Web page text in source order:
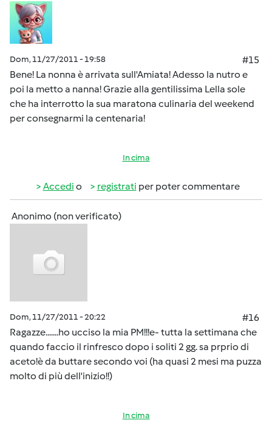
Dom, 11/27/2011 - 19:58
#15
Bene! La nonna è arrivata sull'Amiata! Adesso la nutro e
poi la metto a nanna! Grazie alla gentilissima Lella sole
che ha interrotto la sua maratona culinaria del weekend
per consegnarmi la centenaria!
In cima
Accedi o registrati per poter commentare
Anonimo (non verificato)
Dom, 11/27/2011 - 20:22
#16
Ragazze.......ho ucciso la mia PM!!!e- tutta la settimana che
quando faccio il rinfresco dopo i soliti 2 gg. sa prprio di
aceto!è da buttare secondo voi (ha quasi 2 mesi ma puzza
molto di più dell'inizio!!)
In cima